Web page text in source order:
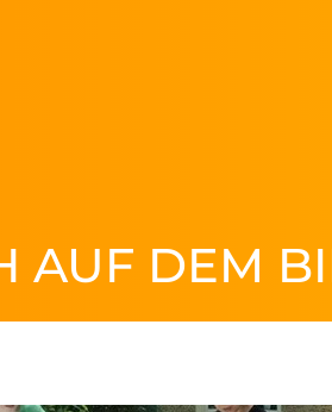
AUF DEM